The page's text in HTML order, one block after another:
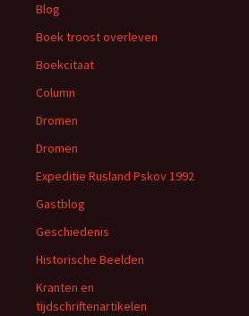
Blog
Boek troost overleven
Boekcitaat
Column
Dromen
Dromen
Expeditie Rusland Pskov 1992
Gastblog
Geschiedenis
Historische Beelden
Kranten en
tijdschriftenartikelen